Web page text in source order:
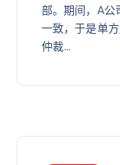
部。期间，A公
一致，于是单
仲裁…